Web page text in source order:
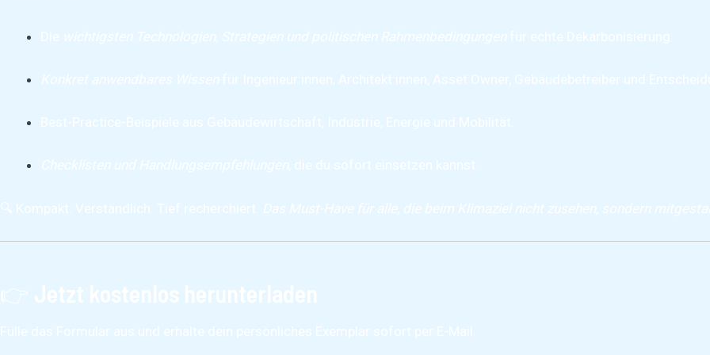
Die wichtigsten Technologien, Strategien und politischen Rahmenbedingungen für echte Dekarbonisierung.
Konkret anwendbares Wissen für Ingenieur:innen, Architekt:innen, Asset Owner, Gebäudebetreiber und
Best-Practice-Beispiele aus Gebäudewirtschaft, Industrie, Energie und Mobilität.
Checklisten und Handlungsempfehlungen, die du sofort einsetzen kannst.
🔍 Kompakt. Verständlich. Tief recherchiert. Das Must-Have für alle, die beim Klimaziel nicht zusehen, sondern
👉 Jetzt kostenlos herunterladen
Fülle das Formular aus und erhalte dein persönliches Exemplar sofort per E-Mail.